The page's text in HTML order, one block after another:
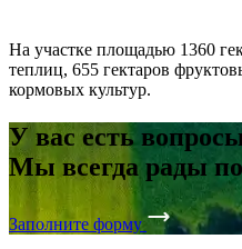
На участке площадью 1360
теплиц, 655 гектаров
кормовых культур.
У вас есть
Мы всегда рады
Заполните форму